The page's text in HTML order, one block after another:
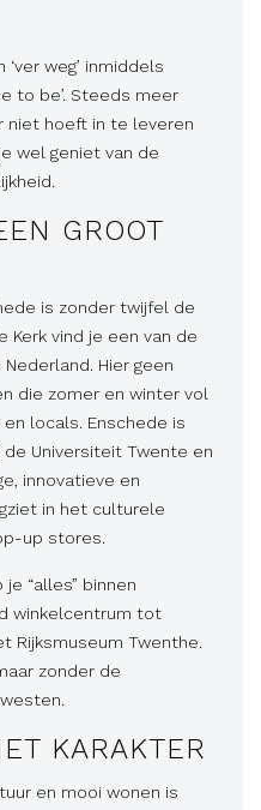
weg’ inmiddels
to be’. Steeds meer
niet hoeft in te leveren
wel geniet van de
GROOT
is zonder twijfel de
Kerk vind je een van de
Hier geen
die zomer en winter vol
locals. Enschede is
Universiteit Twente en
innovatieve en
in het culturele
up stores.
“alles” binnen
winkelcentrum tot
Rijksmuseum Twenthe.
zonder de
KARAKTER
en mooi wonen is